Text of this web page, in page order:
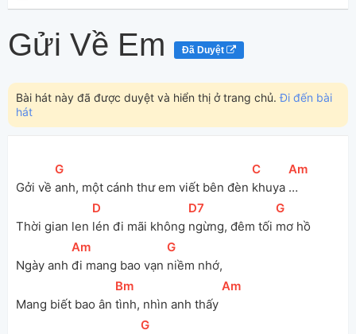
Gửi Về Em Đã Duyệt
Bài hát này đã được duyệt và hiển thị ở trang chủ.Đi đến bài
hát
Gởi về
[
G
anh, một cánh thư em viết bên đèn
[
C
khuya
[
Am
…
Thời gian len
[D
lén đi mãi không
[D7
ngừng, đêm tối
[
G
mơ hồ
Ngày anh
[
Am
đi mang bao vạn
[
G
niềm nhớ,
Mang biết bao ân
[Bm
tình, nhìn anh thấy
[
Am
[
G